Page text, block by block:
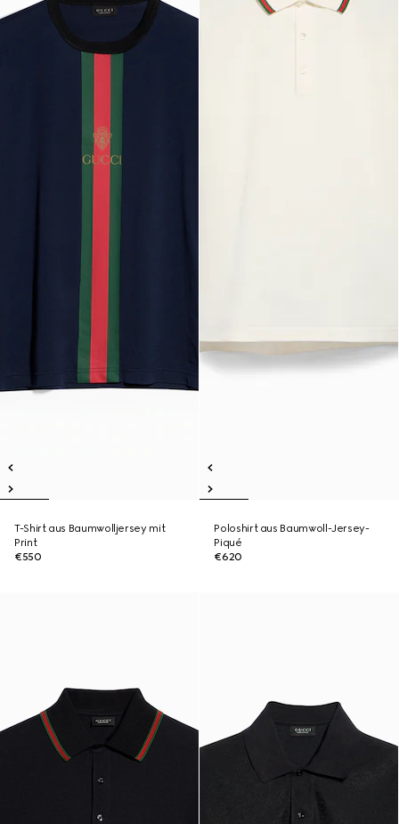
T-Shirt aus Baumwolljersey mit
Print
€550
Poloshirt aus Baumwoll-Jersey-
Piqué
€620